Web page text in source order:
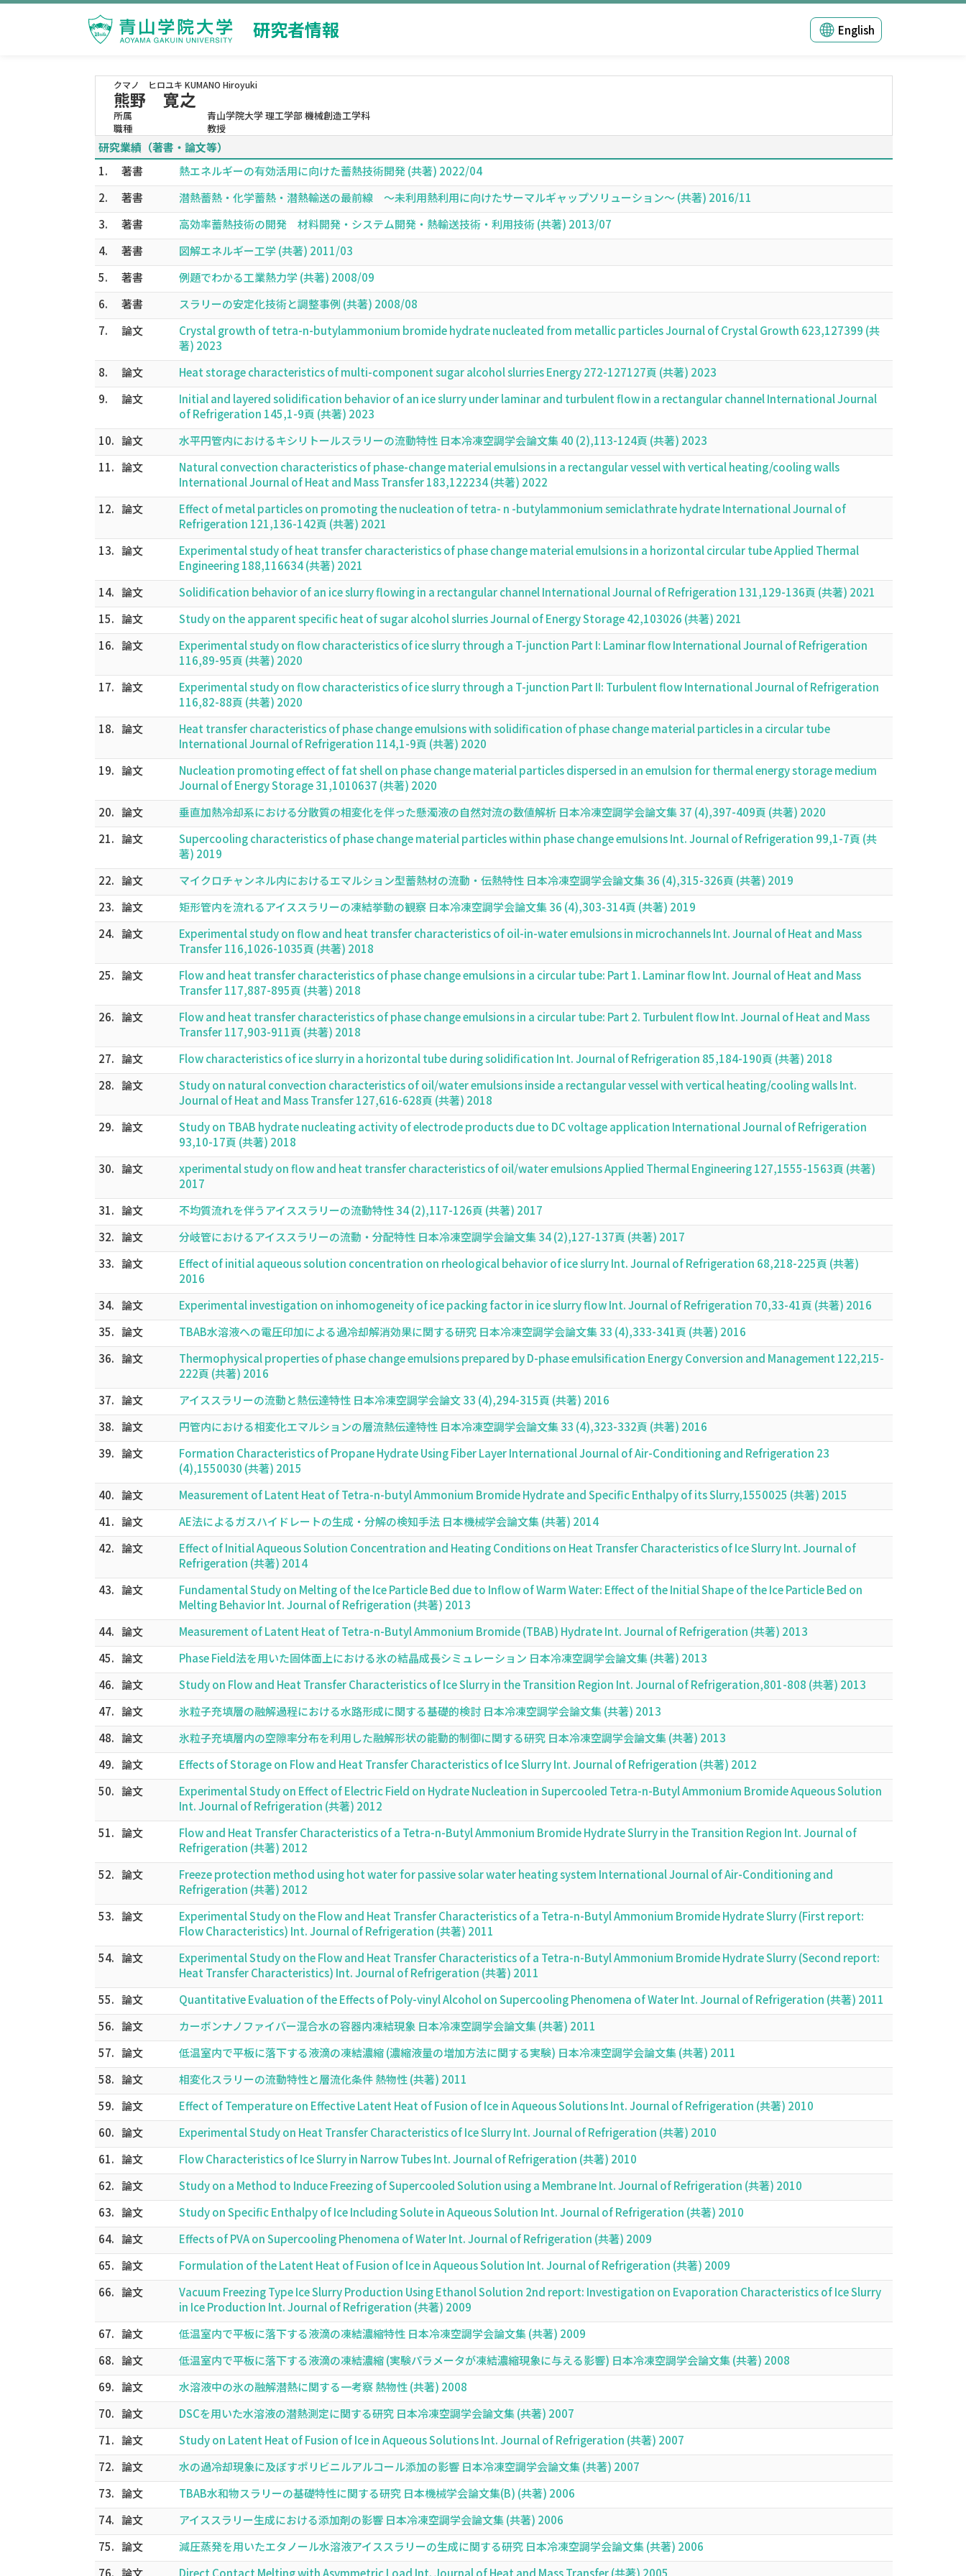
研究者情報 English
クマノ ヒロユキ KUMANO Hiroyuki
熊野 寛之
所属
青山学院大学 理工学部 機械創造工学科
職種
教授
研究業績（著書・論文等）
1.
著書
熱エネルギーの有効活用に向けた蓄熱技術開発 (共著) 2022/04
2.
著書
潜熱蓄熱・化学蓄熱・潜熱輸送の最前線 ～未利用熱利用に向けたサーマルギャップソリューション～ (共著) 2016/11
3.
著書
高効率蓄熱技術の開発 材料開発・システム開発・熱輸送技術・利用技術 (共著) 2013/07
4.
著書
図解エネルギー工学 (共著) 2011/03
5.
著書
例題でわかる工業熱力学 (共著) 2008/09
6.
著書
スラリーの安定化技術と調整事例 (共著) 2008/08
7.
論文
Crystal growth of tetra-n-butylammonium bromide hydrate nucleated from metallic particles Journal of Crystal Growth 623,127399 (共
著) 2023
8.
論文
Heat storage characteristics of multi-component sugar alcohol slurries Energy 272-127127頁 (共著) 2023
9.
論文
Initial and layered solidification behavior of an ice slurry under laminar and turbulent flow in a rectangular channel International Journal
of Refrigeration 145,1-9頁 (共著) 2023
10. 論文
水平円管内におけるキシリトールスラリーの流動特性 日本冷凍空調学会論文集 40 (2),113-124頁 (共著) 2023
11. 論文
Natural convection characteristics of phase-change material emulsions in a rectangular vessel with vertical heating/cooling walls
International Journal of Heat and Mass Transfer 183,122234 (共著) 2022
12. 論文
Effect of metal particles on promoting the nucleation of tetra- n -butylammonium semiclathrate hydrate International Journal of
Refrigeration 121,136-142頁 (共著) 2021
13. 論文
Experimental study of heat transfer characteristics of phase change material emulsions in a horizontal circular tube Applied Thermal
Engineering 188,116634 (共著) 2021
14. 論文
Solidification behavior of an ice slurry flowing in a rectangular channel International Journal of Refrigeration 131,129-136頁 (共著) 2021
15. 論文
Study on the apparent specific heat of sugar alcohol slurries Journal of Energy Storage 42,103026 (共著) 2021
16. 論文
Experimental study on flow characteristics of ice slurry through a T-junction Part I: Laminar flow International Journal of Refrigeration
116,89-95頁 (共著) 2020
17. 論文
Experimental study on flow characteristics of ice slurry through a T-junction Part II: Turbulent flow International Journal of Refrigeration
116,82-88頁 (共著) 2020
18. 論文
Heat transfer characteristics of phase change emulsions with solidification of phase change material particles in a circular tube
International Journal of Refrigeration 114,1-9頁 (共著) 2020
19. 論文
Nucleation promoting effect of fat shell on phase change material particles dispersed in an emulsion for thermal energy storage medium
Journal of Energy Storage 31,1010637 (共著) 2020
20. 論文
垂直加熱冷却系における分散質の相変化を伴った懸濁液の自然対流の数値解析 日本冷凍空調学会論文集 37 (4),397-409頁 (共著) 2020
21. 論文
Supercooling characteristics of phase change material particles within phase change emulsions Int. Journal of Refrigeration 99,1-7頁 (共
著) 2019
22. 論文
マイクロチャンネル内におけるエマルション型蓄熱材の流動・伝熱特性 日本冷凍空調学会論文集 36 (4),315-326頁 (共著) 2019
23. 論文
矩形管内を流れるアイススラリーの凍結挙動の観察 日本冷凍空調学会論文集 36 (4),303-314頁 (共著) 2019
24. 論文
Experimental study on flow and heat transfer characteristics of oil-in-water emulsions in microchannels Int. Journal of Heat and Mass
Transfer 116,1026-1035頁 (共著) 2018
25. 論文
Flow and heat transfer characteristics of phase change emulsions in a circular tube: Part 1. Laminar flow Int. Journal of Heat and Mass
Transfer 117,887-895頁 (共著) 2018
26. 論文
Flow and heat transfer characteristics of phase change emulsions in a circular tube: Part 2. Turbulent flow Int. Journal of Heat and Mass
Transfer 117,903-911頁 (共著) 2018
27. 論文
Flow characteristics of ice slurry in a horizontal tube during solidification Int. Journal of Refrigeration 85,184-190頁 (共著) 2018
28. 論文
Study on natural convection characteristics of oil/water emulsions inside a rectangular vessel with vertical heating/cooling walls Int.
Journal of Heat and Mass Transfer 127,616-628頁 (共著) 2018
29. 論文
Study on TBAB hydrate nucleating activity of electrode products due to DC voltage application International Journal of Refrigeration
93,10-17頁 (共著) 2018
30. 論文
xperimental study on flow and heat transfer characteristics of oil/water emulsions Applied Thermal Engineering 127,1555-1563頁 (共著)
2017
31. 論文
不均質流れを伴うアイススラリーの流動特性 34 (2),117-126頁 (共著) 2017
32. 論文
分岐管におけるアイススラリーの流動・分配特性 日本冷凍空調学会論文集 34 (2),127-137頁 (共著) 2017
33. 論文
Effect of initial aqueous solution concentration on rheological behavior of ice slurry Int. Journal of Refrigeration 68,218-225頁 (共著)
2016
34. 論文
Experimental investigation on inhomogeneity of ice packing factor in ice slurry flow Int. Journal of Refrigeration 70,33-41頁 (共著) 2016
35. 論文
TBAB水溶液への電圧印加による過冷却解消効果に関する研究 日本冷凍空調学会論文集 33 (4),333-341頁 (共著) 2016
36. 論文
Thermophysical properties of phase change emulsions prepared by D-phase emulsification Energy Conversion and Management 122,215-
222頁 (共著) 2016
37. 論文
アイススラリーの流動と熱伝達特性 日本冷凍空調学会論文 33 (4),294-315頁 (共著) 2016
38. 論文
円管内における相変化エマルションの層流熱伝達特性 日本冷凍空調学会論文集 33 (4),323-332頁 (共著) 2016
39. 論文
Formation Characteristics of Propane Hydrate Using Fiber Layer International Journal of Air-Conditioning and Refrigeration 23
(4),1550030 (共著) 2015
40. 論文
Measurement of Latent Heat of Tetra-n-butyl Ammonium Bromide Hydrate and Specific Enthalpy of its Slurry,1550025 (共著) 2015
41. 論文
AE法によるガスハイドレートの生成・分解の検知手法 日本機械学会論文集 (共著) 2014
42. 論文
Effect of Initial Aqueous Solution Concentration and Heating Conditions on Heat Transfer Characteristics of Ice Slurry Int. Journal of
Refrigeration (共著) 2014
43. 論文
Fundamental Study on Melting of the Ice Particle Bed due to Inflow of Warm Water: Effect of the Initial Shape of the Ice Particle Bed on
Melting Behavior Int. Journal of Refrigeration (共著) 2013
44. 論文
Measurement of Latent Heat of Tetra-n-Butyl Ammonium Bromide (TBAB) Hydrate Int. Journal of Refrigeration (共著) 2013
45. 論文
Phase Field法を用いた固体面上における氷の結晶成長シミュレーション 日本冷凍空調学会論文集 (共著) 2013
46. 論文
Study on Flow and Heat Transfer Characteristics of Ice Slurry in the Transition Region Int. Journal of Refrigeration,801-808 (共著) 2013
47. 論文
氷粒子充填層の融解過程における水路形成に関する基礎的検討 日本冷凍空調学会論文集 (共著) 2013
48. 論文
氷粒子充填層内の空隙率分布を利用した融解形状の能動的制御に関する研究 日本冷凍空調学会論文集 (共著) 2013
49. 論文
Effects of Storage on Flow and Heat Transfer Characteristics of Ice Slurry Int. Journal of Refrigeration (共著) 2012
50. 論文
Experimental Study on Effect of Electric Field on Hydrate Nucleation in Supercooled Tetra-n-Butyl Ammonium Bromide Aqueous Solution
Int. Journal of Refrigeration (共著) 2012
51. 論文
Flow and Heat Transfer Characteristics of a Tetra-n-Butyl Ammonium Bromide Hydrate Slurry in the Transition Region Int. Journal of
Refrigeration (共著) 2012
52. 論文
Freeze protection method using hot water for passive solar water heating system International Journal of Air-Conditioning and
Refrigeration (共著) 2012
53. 論文
Experimental Study on the Flow and Heat Transfer Characteristics of a Tetra-n-Butyl Ammonium Bromide Hydrate Slurry (First report:
Flow Characteristics) Int. Journal of Refrigeration (共著) 2011
54. 論文
Experimental Study on the Flow and Heat Transfer Characteristics of a Tetra-n-Butyl Ammonium Bromide Hydrate Slurry (Second report:
Heat Transfer Characteristics) Int. Journal of Refrigeration (共著) 2011
55. 論文
Quantitative Evaluation of the Effects of Poly-vinyl Alcohol on Supercooling Phenomena of Water Int. Journal of Refrigeration (共著) 2011
56. 論文
カーボンナノファイバー混合水の容器内凍結現象 日本冷凍空調学会論文集 (共著) 2011
57. 論文
低温室内で平板に落下する液滴の凍結濃縮 (濃縮液量の増加方法に関する実験) 日本冷凍空調学会論文集 (共著) 2011
58. 論文
相変化スラリーの流動特性と層流化条件 熱物性 (共著) 2011
59. 論文
Effect of Temperature on Effective Latent Heat of Fusion of Ice in Aqueous Solutions Int. Journal of Refrigeration (共著) 2010
60. 論文
Experimental Study on Heat Transfer Characteristics of Ice Slurry Int. Journal of Refrigeration (共著) 2010
61. 論文
Flow Characteristics of Ice Slurry in Narrow Tubes Int. Journal of Refrigeration (共著) 2010
62. 論文
Study on a Method to Induce Freezing of Supercooled Solution using a Membrane Int. Journal of Refrigeration (共著) 2010
63. 論文
Study on Specific Enthalpy of Ice Including Solute in Aqueous Solution Int. Journal of Refrigeration (共著) 2010
64. 論文
Effects of PVA on Supercooling Phenomena of Water Int. Journal of Refrigeration (共著) 2009
65. 論文
Formulation of the Latent Heat of Fusion of Ice in Aqueous Solution Int. Journal of Refrigeration (共著) 2009
66. 論文
Vacuum Freezing Type Ice Slurry Production Using Ethanol Solution 2nd report: Investigation on Evaporation Characteristics of Ice Slurry
in Ice Production Int. Journal of Refrigeration (共著) 2009
67. 論文
低温室内で平板に落下する液滴の凍結濃縮特性 日本冷凍空調学会論文集 (共著) 2009
68. 論文
低温室内で平板に落下する液滴の凍結濃縮 (実験パラメータが凍結濃縮現象に与える影響) 日本冷凍空調学会論文集 (共著) 2008
69. 論文
水溶液中の氷の融解潜熱に関する一考察 熱物性 (共著) 2008
70. 論文
DSCを用いた水溶液の潜熱測定に関する研究 日本冷凍空調学会論文集 (共著) 2007
71. 論文
Study on Latent Heat of Fusion of Ice in Aqueous Solutions Int. Journal of Refrigeration (共著) 2007
72. 論文
水の過冷却現象に及ぼすポリビニルアルコール添加の影響 日本冷凍空調学会論文集 (共著) 2007
73. 論文
TBAB水和物スラリーの基礎特性に関する研究 日本機械学会論文集(B) (共著) 2006
74. 論文
アイススラリー生成における添加剤の影響 日本冷凍空調学会論文集 (共著) 2006
75. 論文
減圧蒸発を用いたエタノール水溶液アイススラリーの生成に関する研究 日本冷凍空調学会論文集 (共著) 2006
76. 論文 Direct Contact Melting with Asymmetric Load Int. Journal of Heat and Mass Transfer (共著) 2005